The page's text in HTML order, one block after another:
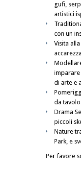
gufi,
artistici
con un
Visita
imparare
di arte e
da
Drama
piccoli
Nature
Park, e
Per favore